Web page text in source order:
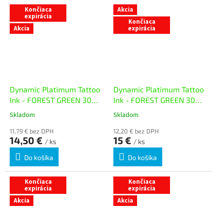
Končiaca
expirácia
Akcia
Dynamic Platimum Tattoo
Ink - FOREST GREEN 30ml
- exp. 08/26
Skladom
11,79 € bez DPH
14,50 € / ks
Do košíka
Akcia
Končiaca
expirácia
Dynamic Platimum Tattoo
Ink - FOREST GREEN 30ml
exp.09/26
Skladom
12,20 € bez DPH
15 € / ks
Do košíka
Končiaca
expirácia
Akcia
Končiaca
expirácia
Akcia